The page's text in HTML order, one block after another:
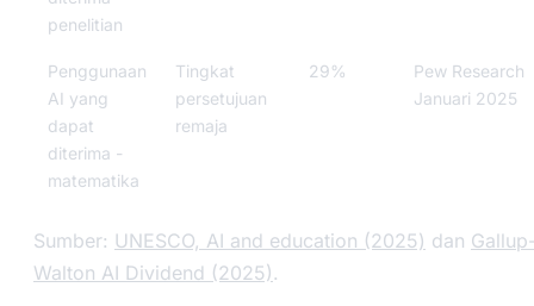
penelitian
Penggunaan
AI yang
dapat
diterima -
matematika
Tingkat
persetujuan
remaja
29%
Pew Research
Januari 2025
Sumber: UNESCO, AI and education (2025) dan
Walton AI Dividend (2025) .